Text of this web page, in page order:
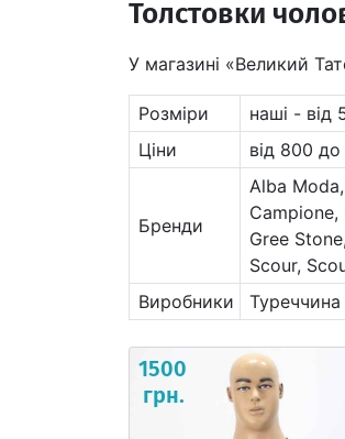
Толстовки
У магазині «Великий
Розміри
наші - від
Ціни
від 800
Бренди
Alba
Campione,
Gree
Scour,
Виробники
Туреччина
1500
грн.